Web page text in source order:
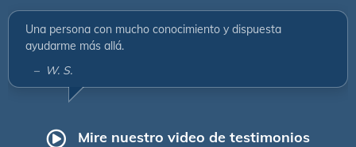
Una persona con mucho conocimiento y dispuesta
ayudarme más allá.
– W. S.
Mire nuestro video de testimonios